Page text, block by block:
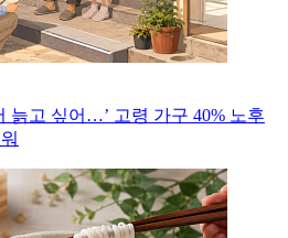
늙고 싶어…’ 고령 가구 40% 노후